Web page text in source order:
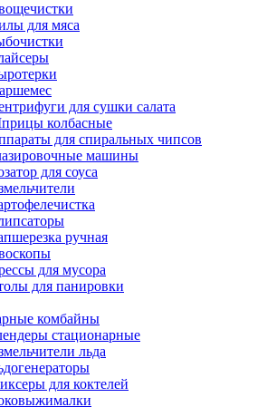
для мяса
для сушки салата
колбасные
для спиральных чипсов
машины
для соуса
ручная
для мусора
для панировки
комбайны
стационарные
льда
для коктелей